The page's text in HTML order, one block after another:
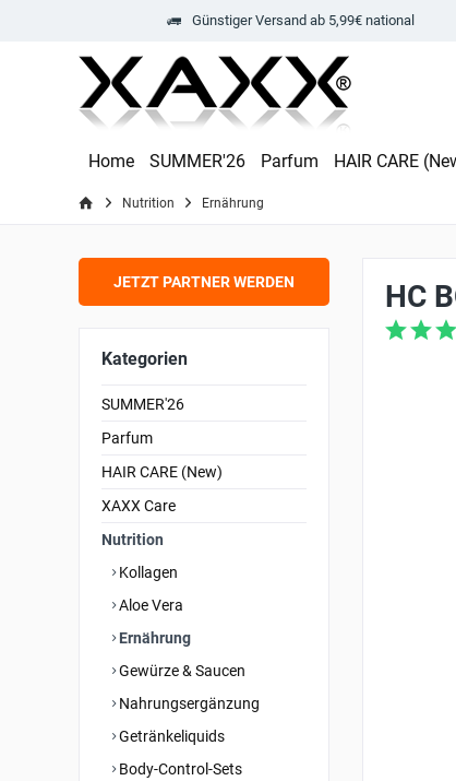
Günstiger Versand ab 5,99€ national
Home SUMMER'26 Parfum HAIR CARE
Nutrition Ernährung
JETZT PARTNER WERDEN
Kategorien
SUMMER'26
Parfum
HAIR CARE (New)
XAXX Care
Nutrition
Kollagen
Aloe Vera
Ernährung
Gewürze & Saucen
Nahrungsergänzung
Getränkeliquids
Body-Control-Sets
HC